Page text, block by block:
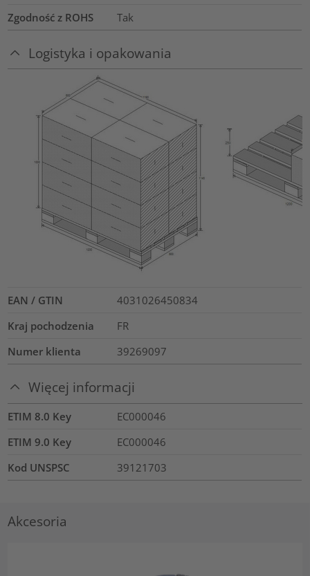
Zgodność z ROHS Tak
Logistyka i opakowania
EAN / GTIN
4031026450834
Kraj pochodzenia
FR
Numer klienta
39269097
Więcej informacji
ETIM 8.0 Key
EC000046
ETIM 9.0 Key
EC000046
Kod UNSPSC
39121703
Akcesoria